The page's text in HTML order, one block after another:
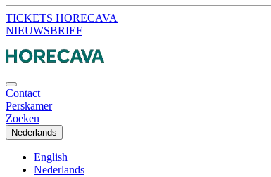
TICKETS HORECAVA
NIEUWSBRIEF
Contact
Perskamer
Zoeken
Nederlands
English
Nederlands